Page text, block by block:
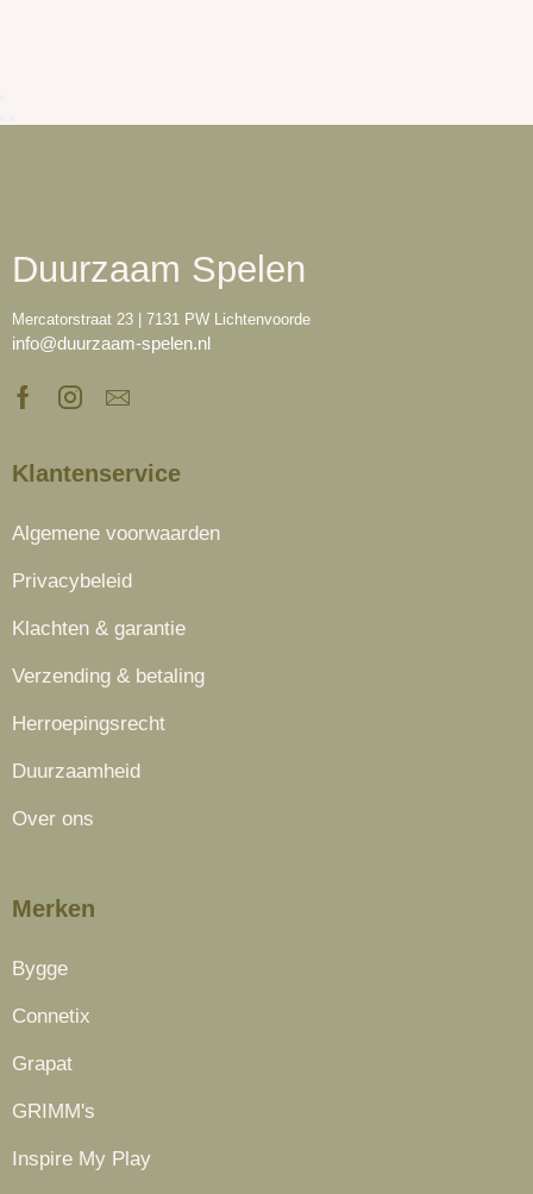
Duurzaam Spelen
Mercatorstraat 23 | 7131 PW Lichtenvoorde
info@duurzaam-spelen.nl
Klantenservice
Algemene voorwaarden
Privacybeleid
Klachten & garantie
Verzending & betaling
Herroepingsrecht
Duurzaamheid
Over ons
Merken
Bygge
Connetix
Grapat
GRIMM's
Inspire My Play